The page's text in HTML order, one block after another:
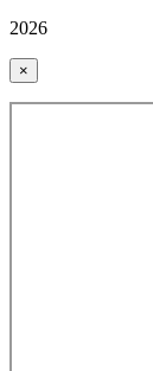
2026
×